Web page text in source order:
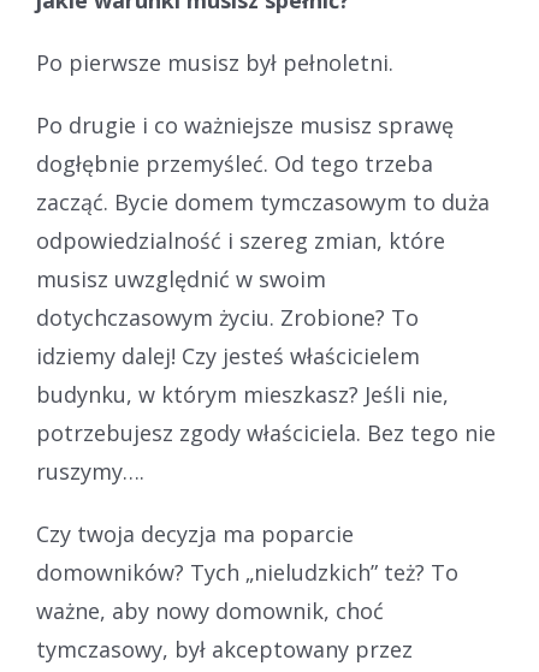
Po pierwsze musisz był pełnoletni.
Po drugie i co ważniejsze musisz sprawę
dogłębnie przemyśleć. Od tego trzeba
zacząć. Bycie domem tymczasowym to duża
odpowiedzialność i szereg zmian, które
musisz uwzględnić w swoim
dotychczasowym życiu. Zrobione? To
idziemy dalej! Czy jesteś właścicielem
budynku, w którym mieszkasz? Jeśli nie,
potrzebujesz zgody właściciela. Bez tego nie
ruszymy….
Czy twoja decyzja ma poparcie
domowników? Tych „nieludzkich” też? To
ważne, aby nowy domownik, choć
tymczasowy, był akceptowany przez